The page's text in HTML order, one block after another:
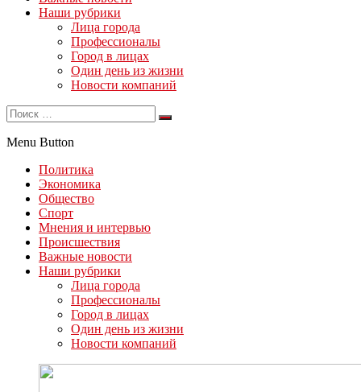
Наши рубрики
Лица города
Профессионалы
Город в лицах
Один день из жизни
Новости компаний
Menu Button
Политика
Экономика
Общество
Спорт
Мнения и интервью
Происшествия
Важные новости
Наши рубрики
Лица города
Профессионалы
Город в лицах
Один день из жизни
Новости компаний